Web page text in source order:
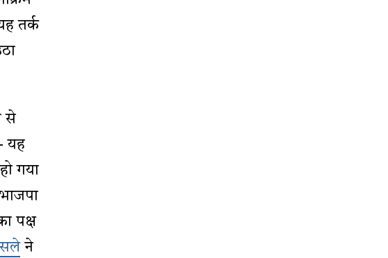
तर्क
से
यह
गया
पक्ष
ने